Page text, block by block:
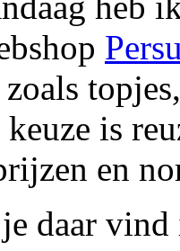
keuze is
en
daar